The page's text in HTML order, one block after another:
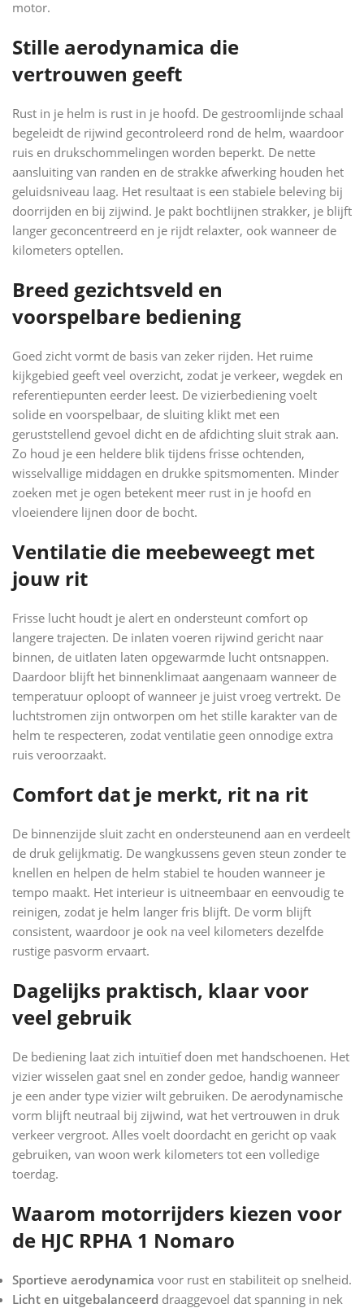
motor.
Stille aerodynamica die
vertrouwen geeft
Rust in je helm is rust in je hoofd. De gestroomlijnde schaal
begeleidt de rijwind gecontroleerd rond de helm, waardoor
ruis en drukschommelingen worden beperkt. De nette
aansluiting van randen en de strakke afwerking houden het
geluidsniveau laag. Het resultaat is een stabiele beleving bij
doorrijden en bij zijwind. Je pakt bochtlijnen strakker, je blijft
langer geconcentreerd en je rijdt relaxter, ook wanneer de
kilometers optellen.
Breed gezichtsveld en
voorspelbare bediening
Goed zicht vormt de basis van zeker rijden. Het ruime
kijkgebied geeft veel overzicht, zodat je verkeer, wegdek en
referentiepunten eerder leest. De vizierbediening voelt
solide en voorspelbaar, de sluiting klikt met een
geruststellend gevoel dicht en de afdichting sluit strak aan.
Zo houd je een heldere blik tijdens frisse ochtenden,
wisselvallige middagen en drukke spitsmomenten. Minder
zoeken met je ogen betekent meer rust in je hoofd en
vloeiendere lijnen door de bocht.
Ventilatie die meebeweegt met
jouw rit
Frisse lucht houdt je alert en ondersteunt comfort op
langere trajecten. De inlaten voeren rijwind gericht naar
binnen, de uitlaten laten opgewarmde lucht ontsnappen.
Daardoor blijft het binnenklimaat aangenaam wanneer de
temperatuur oploopt of wanneer je juist vroeg vertrekt. De
luchtstromen zijn ontworpen om het stille karakter van de
helm te respecteren, zodat ventilatie geen onnodige extra
ruis veroorzaakt.
Comfort dat je merkt, rit na rit
De binnenzijde sluit zacht en ondersteunend aan en verdeelt
de druk gelijkmatig. De wangkussens geven steun zonder te
knellen en helpen de helm stabiel te houden wanneer je
tempo maakt. Het interieur is uitneembaar en eenvoudig te
reinigen, zodat je helm langer fris blijft. De vorm blijft
consistent, waardoor je ook na veel kilometers dezelfde
rustige pasvorm ervaart.
Dagelijks praktisch, klaar voor
veel gebruik
De bediening laat zich intuïtief doen met handschoenen. Het
vizier wisselen gaat snel en zonder gedoe, handig wanneer
je een ander type vizier wilt gebruiken. De aerodynamische
vorm blijft neutraal bij zijwind, wat het vertrouwen in druk
verkeer vergroot. Alles voelt doordacht en gericht op vaak
gebruiken, van woon werk kilometers tot een volledige
toerdag.
Waarom motorrijders kiezen voor
de HJC RPHA 1 Nomaro
Sportieve aerodynamica voor rust en stabiliteit op snelheid.
Licht en uitgebalanceerd draaggevoel dat spanning in nek